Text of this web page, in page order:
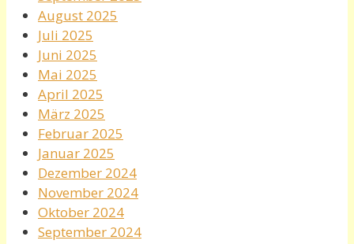
August 2025
Juli 2025
Juni 2025
Mai 2025
April 2025
März 2025
Februar 2025
Januar 2025
Dezember 2024
November 2024
Oktober 2024
September 2024